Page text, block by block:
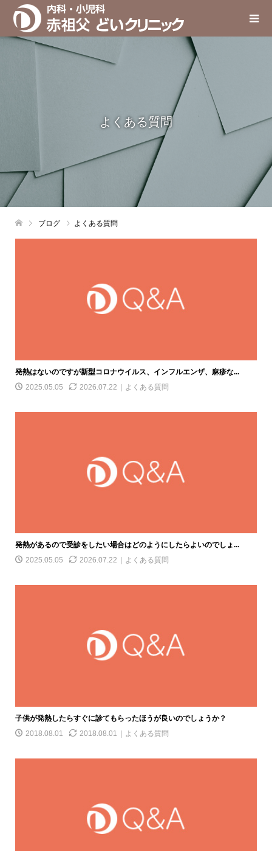
よくある質問
ブログ よくある質問
発熱はないのですが新型コロナウイルス、インフルエンザ、麻疹な...
2025.05.05
2026.07.22 よくある質問
発熱があるので受診をしたい場合はどのようにしたらよいのでしょ...
2025.05.05
2026.07.22 よくある質問
子供が発熱したらすぐに診てもらったほうが良いのでしょうか？
2018.08.01
2018.08.01 よくある質問